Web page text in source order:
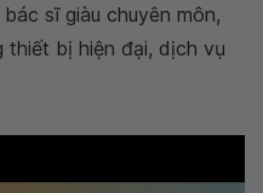
sĩ giàu chuyên môn,
thiết bị hiện đại, dịch vụ